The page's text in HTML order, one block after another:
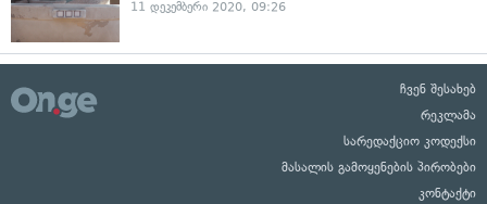
11 დეკემბერი 2020, 09:26
ჩვენ შესახებ
რეკლამა
სარედაქციო კოდექსი
მასალის გამოყენების პირობები
კონტაქტი